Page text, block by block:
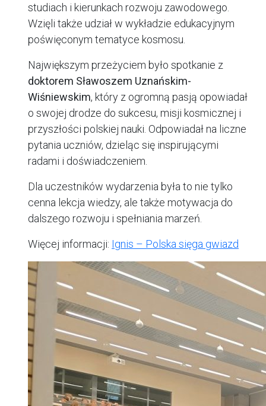
studiach i kierunkach rozwoju zawodowego.
Wzięli także udział w wykładzie edukacyjnym
poświęconym tematyce kosmosu.
Największym przeżyciem było spotkanie z
doktorem Sławoszem Uznańskim-
Wiśniewskim, który z ogromną pasją opowiadał
o swojej drodze do sukcesu, misji kosmicznej i
przyszłości polskiej nauki. Odpowiadał na liczne
pytania uczniów, dzieląc się inspirującymi
radami i doświadczeniem.
Dla uczestników wydarzenia była to nie tylko
cenna lekcja wiedzy, ale także motywacja do
dalszego rozwoju i spełniania marzeń.
Więcej informacji: Ignis – Polska sięga gwiazd